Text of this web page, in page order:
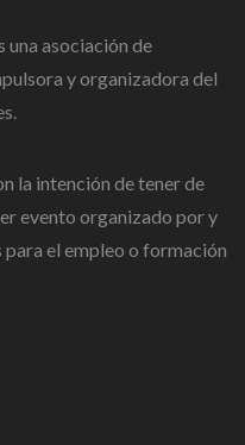
una asociación de
y organizadora del
la intención de tener de
evento organizado por y
el empleo o formación